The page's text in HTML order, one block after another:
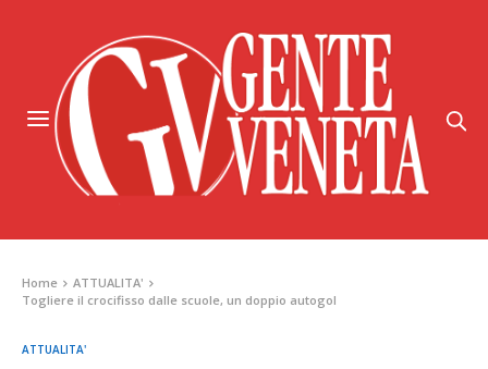
Home
ATTUALITA'
Togliere il crocifisso dalle scuole, un doppio autogol
ATTUALITA'